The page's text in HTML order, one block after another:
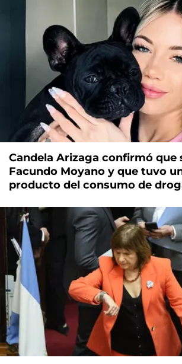
Candela Arizaga confirmó que
Facundo Moyano y que tuvo
producto del consumo de